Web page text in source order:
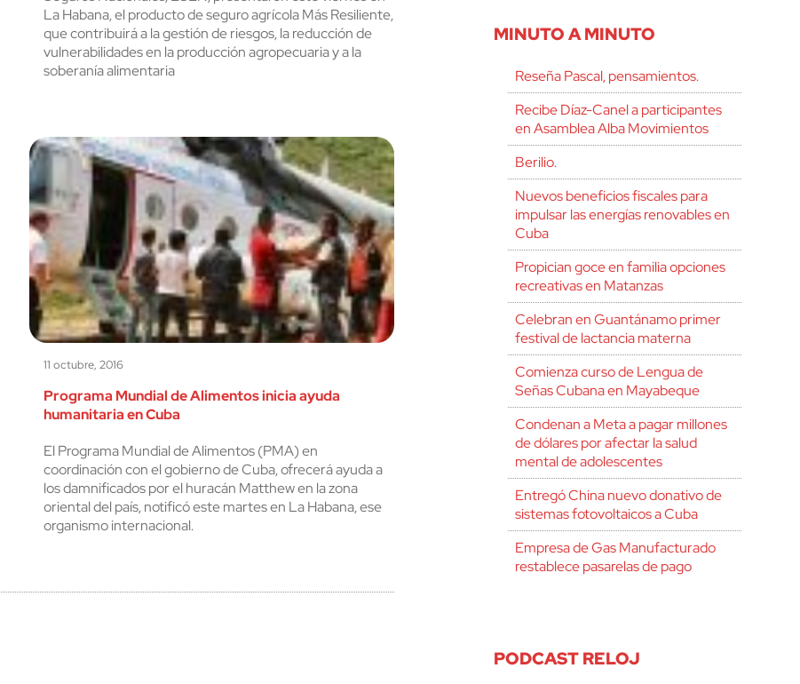
La Habana, el producto de seguro agrícola Más Resiliente,
que contribuirá a la gestión de riesgos, la reducción de
vulnerabilidades en la producción agropecuaria y a la
soberanía alimentaria
11 octubre, 2016
Programa Mundial de Alimentos inicia ayuda
humanitaria en Cuba
El Programa Mundial de Alimentos (PMA) en
coordinación con el gobierno de Cuba, ofrecerá ayuda a
los damnificados por el huracán Matthew en la zona
oriental del país, notificó este martes en La Habana, ese
organismo internacional.
MINUTO A MINUTO
Reseña Pascal, pensamientos.
Recibe Díaz-Canel a participantes
en Asamblea Alba Movimientos
Berilio.
Nuevos beneficios fiscales para
impulsar las energías renovables en
Cuba
Propician goce en familia opciones
recreativas en Matanzas
Celebran en Guantánamo primer
festival de lactancia materna
Comienza curso de Lengua de
Señas Cubana en Mayabeque
Condenan a Meta a pagar millones
de dólares por afectar la salud
mental de adolescentes
Entregó China nuevo donativo de
sistemas fotovoltaicos a Cuba
Empresa de Gas Manufacturado
restablece pasarelas de pago
PODCAST RELOJ